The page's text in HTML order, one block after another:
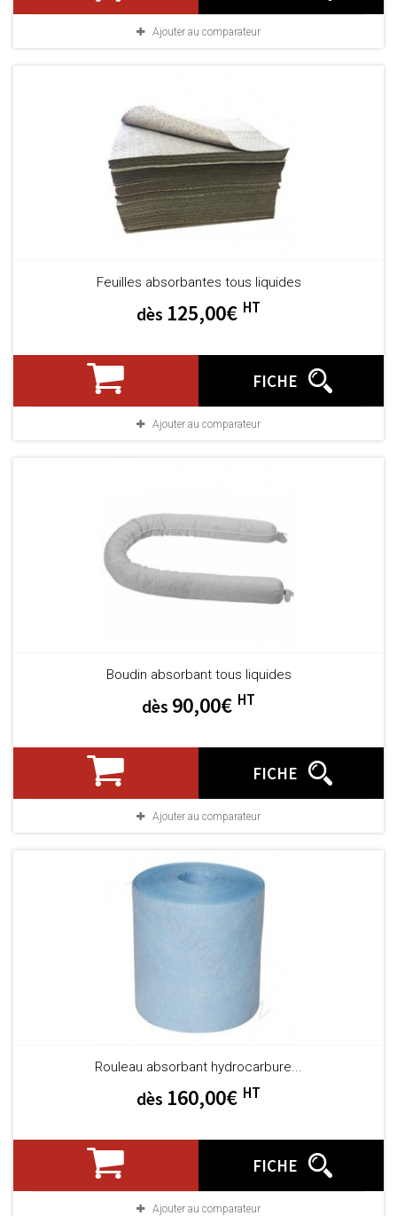
Ajouter au comparateur
Feuilles absorbantes tous liquides
dès 125,00€ HT
FICHE
Ajouter au comparateur
Boudin absorbant tous liquides
dès 90,00€ HT
FICHE
Ajouter au comparateur
Rouleau absorbant hydrocarbure...
dès 160,00€ HT
FICHE
Ajouter au comparateur